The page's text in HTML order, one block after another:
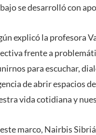
se desarrolló con
explicó la profesora
frente a
para escuchar,
de abrir espacios
vida cotidiana y
marco, Nairbis